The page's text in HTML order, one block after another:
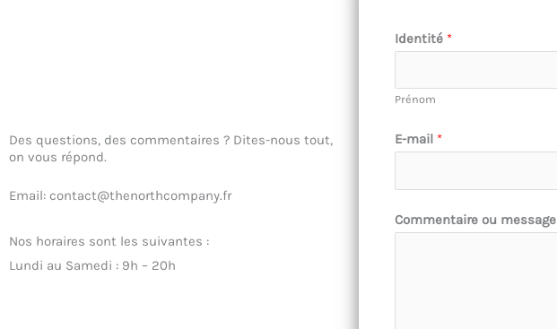
Des questions, des commentaires ? Dites-nous tout,
on vous répond.
Email: contact@thenorthcompany.fr
Nos horaires sont les suivantes :
Lundi au Samedi : 9h – 20h
Identité *
Prénom
E-mail *
Commentaire ou message